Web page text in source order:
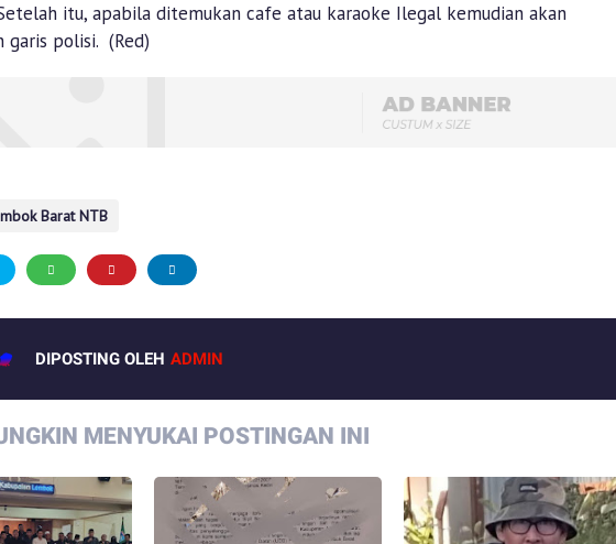
itu, apabila ditemukan cafe atau karaoke Ilegal kemudian akan
garis polisi. (Red)
Barat NTB
DIPOSTING OLEH ADMIN
MENYUKAI POSTINGAN INI